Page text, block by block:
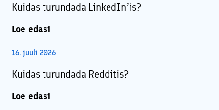
Kuidas turundada LinkedIn’is?
Loe edasi
16. juuli 2026
Kuidas turundada Redditis?
Loe edasi